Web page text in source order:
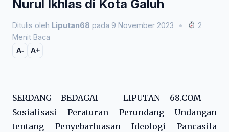
Nurul Ikhlas di Kota Galuh
Ditulis oleh Liputan68 pada 9 November 2023 •
2
Menit Baca
A- A+
SERDANG BEDAGAI – LIPUTAN 68.COM –
Sosialisasi Peraturan Perundang Undangan
tentang Penyebarluasan Ideologi Pancasila